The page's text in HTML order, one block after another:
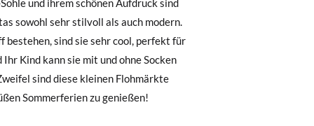
Sommerferien zu genießen!
Sie ganz einfach eine kostenlose
zu starten. Wenn Sie als Gast bestellt
sowie die beim Kauf verwendete E-
gesendet.
28 29 30 31 32
18,1 18,7 19,4 20,1 20,8